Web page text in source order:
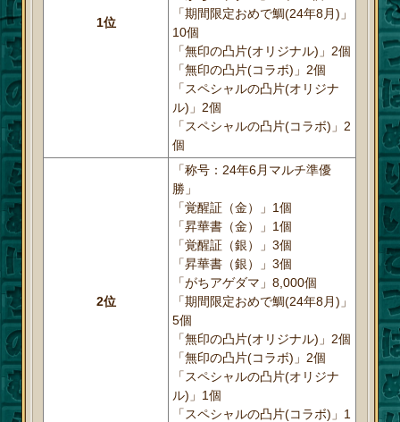
1位
「期間限定おめで鯛(24年8月)」
10個
「無印の凸片(オリジナル)」2個
「無印の凸片(コラボ)」2個
「スペシャルの凸片(オリジナ
ル)」2個
「スペシャルの凸片(コラボ)」2
個
2位
「称号：24年6月マルチ準優
勝」
「覚醒証（金）」1個
「昇華書（金）」1個
「覚醒証（銀）」3個
「昇華書（銀）」3個
「がちアゲダマ」8,000個
「期間限定おめで鯛(24年8月)」
5個
「無印の凸片(オリジナル)」2個
「無印の凸片(コラボ)」2個
「スペシャルの凸片(オリジナ
ル)」1個
「スペシャルの凸片(コラボ)」1